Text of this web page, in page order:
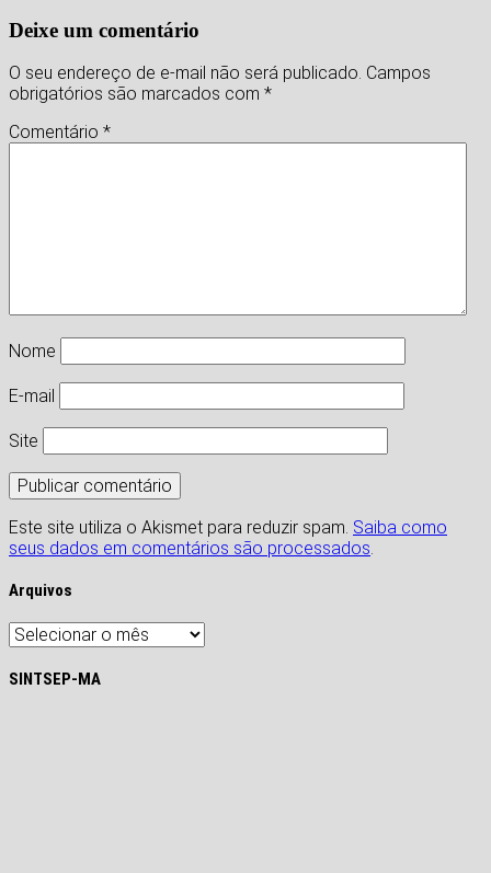
Deixe um comentário
O seu endereço de e-mail não será publicado. Campos
obrigatórios são marcados com *
Comentário *
Nome
E-mail
Site
Este site utiliza o Akismet para reduzir spam. Saiba como
seus dados em comentários são processados.
Arquivos
Arquivos
SINTSEP-MA